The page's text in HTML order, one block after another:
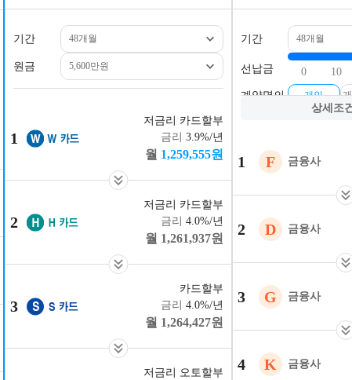
기간
원금
저금리 카드할부
3.9%/년
1,259,555원
1
저금리 카드할부
4.0%/년
1,261,937원
2
카드할부
4.0%/년
1,264,427원
3
저금리 오토할부
기간
선납금 0 10
계약명의
개인
약정거리
대물한도 1억
상세조
F 금융사
1
D 금융사
2
G 금융사
3
K 금융사
4